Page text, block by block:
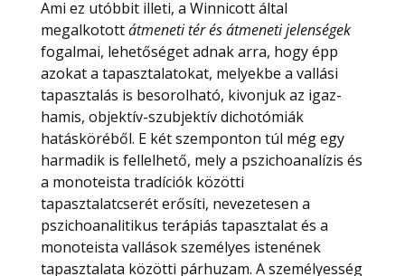
Ami ez utóbbit illeti, a Winnicott által
megalkotottátmeneti tér és átmeneti jelenségek
fogalmai, lehetőséget adnak arra, hogy épp
azokat a tapasztalatokat, melyekbe a vallási
tapasztalás is besorolható, kivonjuk az igaz-
hamis, objektív-szubjektív dichotómiák
hatásköréből. E két szemponton túl még egy
harmadik is fellelhető, mely a pszichoanalízis és
a monoteista tradíciók közötti
tapasztalatcserét erősíti, nevezetesen a
pszichoanalitikus terápiás tapasztalat és a
monoteista vallások személyes istenének
tapasztalata közötti párhuzam. A személyesség